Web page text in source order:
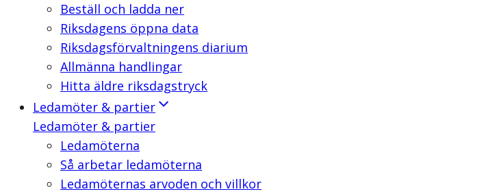
Beställ och ladda ner
Riksdagens öppna data
Riksdagsförvaltningens diarium
Allmänna handlingar
Hitta äldre riksdagstryck
Ledamöter & partier
Ledamöter & partier
Ledamöterna
Så arbetar ledamöterna
Ledamöternas arvoden och villkor